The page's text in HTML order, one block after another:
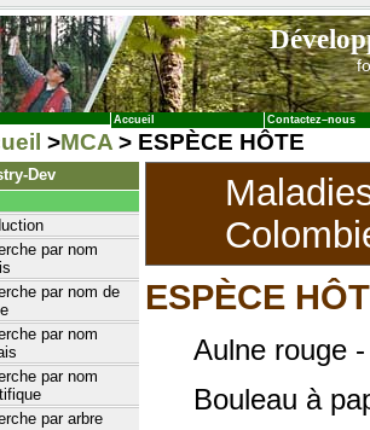
Accueil Contactez–nous
>MCA > ESPÈCE HÔTE
Dev
par nom
par nom de
par nom
par nom
par arbre
ESPÈCE
Aulne rouge
Bouleau à